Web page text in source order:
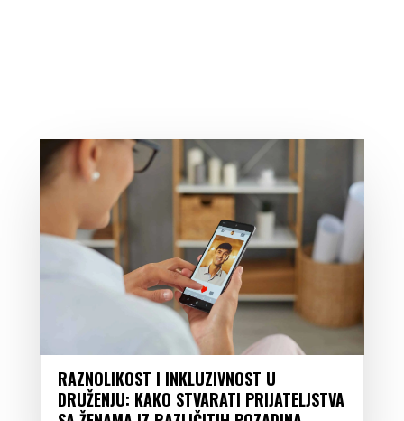
RAZNOLIKOST I INKLUZIVNOST U
DRUŽENJU: KAKO STVARATI PRIJATELJSTVA